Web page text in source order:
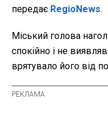
передає RegioNews.
Міський голова
спокійно і не
врятувало його від